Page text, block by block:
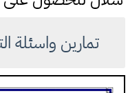
تمارين واسئلة